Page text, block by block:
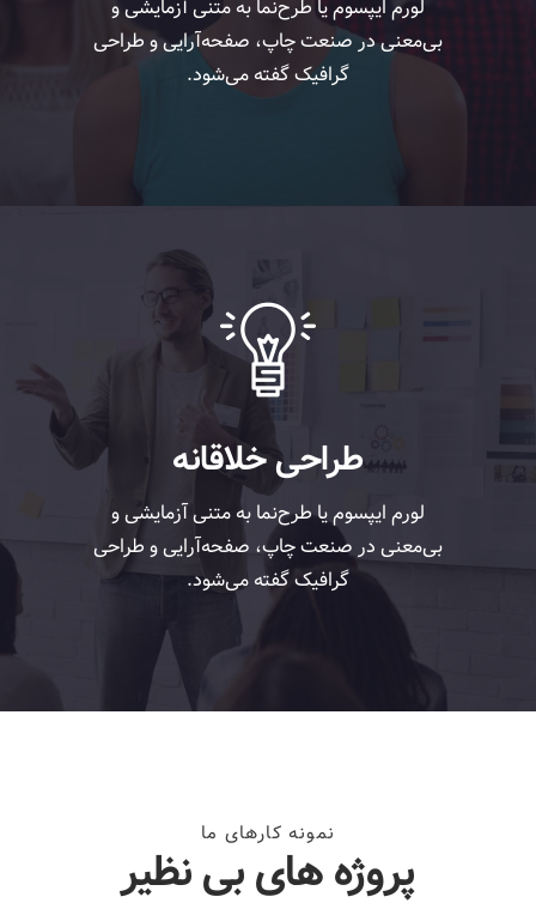
لورم ایپسوم یا طرح‌نما به متنی آزمایشی و
بی‌معنی در صنعت چاپ، صفحه‌آرایی و طراحی
گرافیک گفته می‌شود.
طراحی خلاقانه
لورم ایپسوم یا طرح‌نما به متنی آزمایشی و
بی‌معنی در صنعت چاپ، صفحه‌آرایی و طراحی
گرافیک گفته می‌شود.
نمونه کارهای ما
پروژه های بی نظیر